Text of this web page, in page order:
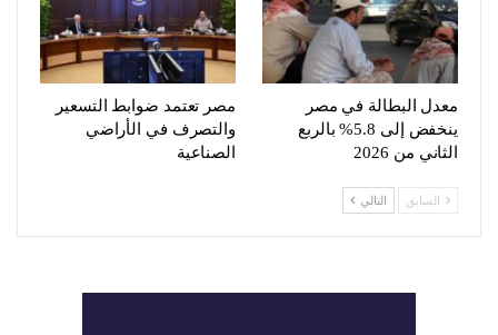
معدل البطالة في مصر
ينخفض إلى 5.8% بالربع
الثاني من 2026
مصر تعتمد ضوابط التسعير
والتصرف في الأراضي
الصناعية
السابق التالي